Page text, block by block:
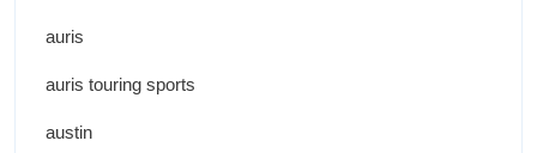
auris
auris touring sports
austin